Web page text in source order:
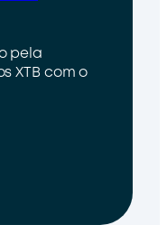
pela
XTB com o